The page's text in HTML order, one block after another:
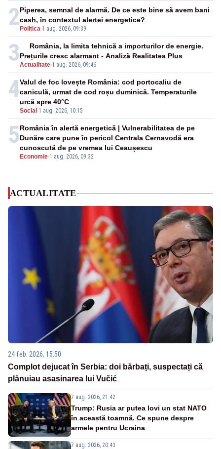
2 Politica-1 aug. 2026, 09:39
Piperea, semnal de alarmă. De ce este bine să avem bani
cash, în contextul alertei energetice?
3Actualitate-1 aug. 2026, 09:46
România, la limita tehnică a importurilor de energie.
Prețurile cresc alarmant - Analiză Realitatea Plus
4
Social -1 aug. 2026, 10:15
Valul de foc lovește România: cod portocaliu de
caniculă, urmat de cod roșu duminică. Temperaturile
urcă spre 40°C
5
Economie-1 aug. 2026, 09:32
România în alertă energetică | Vulnerabilitatea de pe
Dunăre care pune în pericol Centrala Cernavodă era
cunoscută de pe vremea lui Ceaușescu
ACTUALITATE
24 feb. 2026, 15:50
Complot dejucat în Serbia: doi bărbați, suspectați că
plănuiau asasinarea lui Vučić
7 aug. 2026, 21:42
Trump: Rusia ar putea lovi un stat NATO
în această toamnă. Ce spune despre
armele pentru Ucraina
7 aug. 2026, 20:43